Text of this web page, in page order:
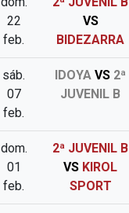
22
feb.
VS
BIDEZARRA
sáb.
07
feb.
IDOYA VS 2ª
JUVENIL B
dom.
01
feb.
2ª JUVENIL B
VS KIROL
SPORT